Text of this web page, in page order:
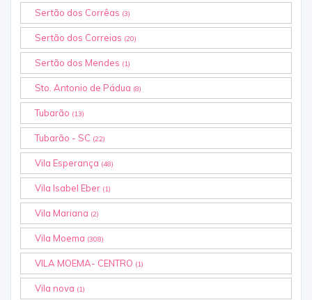
Sertão dos Corrêas (3)
Sertão dos Correias (20)
Sertão dos Mendes (1)
Sto. Antonio de Pádua (8)
Tubarão (13)
Tubarão - SC (22)
Vila Esperança (48)
Vila Isabel Eber (1)
Vila Mariana (2)
Vila Moema (308)
VILA MOEMA- CENTRO (1)
Vila nova (1)